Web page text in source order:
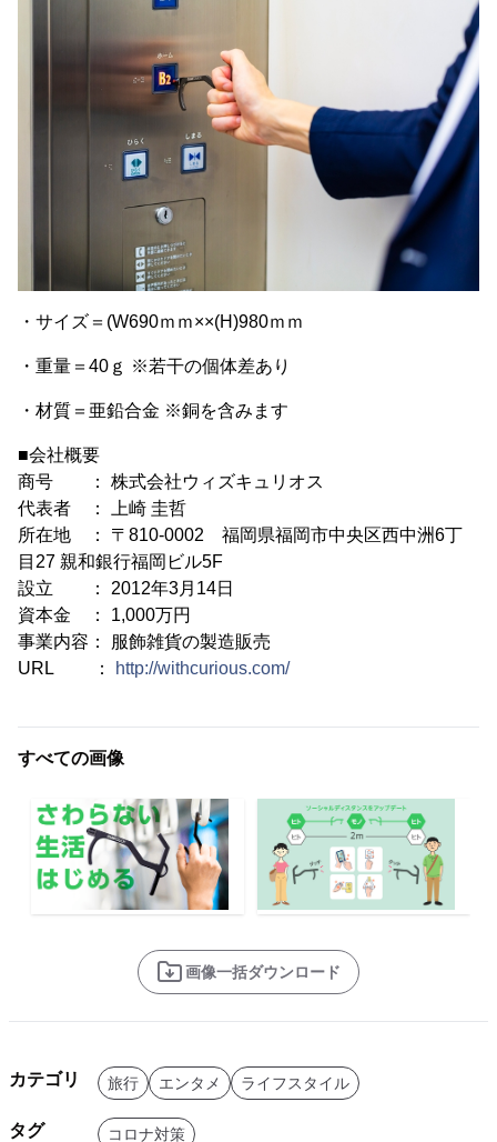
・サイズ＝(W690ｍｍ××(H)980ｍｍ
・重量＝40ｇ ※若干の個体差あり
・材質＝亜鉛合金 ※銅を含みます
■会社概要
商号 ： 株式会社ウィズキュリオス
代表者 ： 上崎 圭哲
所在地 ： 〒810-0002 福岡県福岡市中央区西中洲6丁
目27 親和銀行福岡ビル5F
設立 ： 2012年3月14日
資本金 ： 1,000万円
事業内容： 服飾雑貨の製造販売
URL ：
http://withcurious.com/
すべての画像
画像一括ダウンロード
カテゴリ 旅行 エンタメ ライフスタイル
タグ コロナ対策